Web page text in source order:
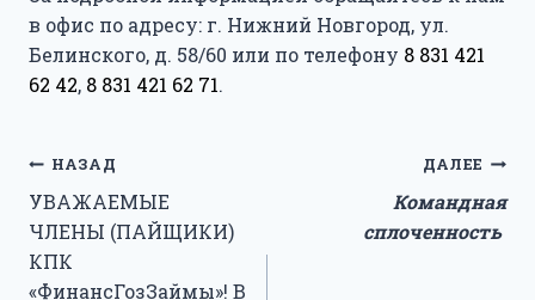
в офис по адресу: г. Нижний Новгород, ул.
Белинского, д. 58/60 или по телефону 8 831 421
62 42, 8 831 421 62 71.
Навигация
по
записям
НАЗАД
УВАЖАЕМЫЕ
ЧЛЕНЫ (ПАЙЩИКИ)
КПК
«ФинансГозЗаймы»! В
ДАЛЕЕ
Командная
сплоченность